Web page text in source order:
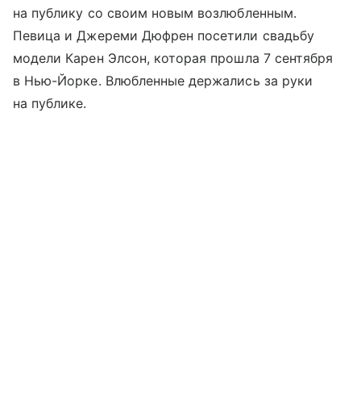
на публику со своим новым возлюбленным.
Певица и Джереми Дюфрен посетили свадьбу
модели Карен Элсон, которая прошла 7 сентября
в Нью-Йорке. Влюбленные держались за руки
на публике.